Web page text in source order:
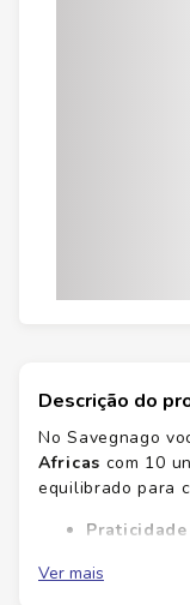
Descrição do
No Savegnago
Africas com 10
equilibrado para
Praticidade
Sabor
Ver mais